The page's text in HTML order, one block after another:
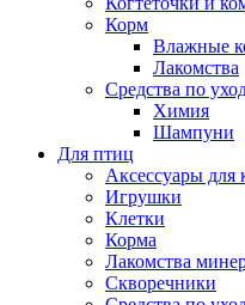
Корм
Влажные
Лакомства
Средства по
Химия
Шампуни
Для птиц
Аксессуары для
Игрушки
Клетки
Корма
Лакомства
Скворечники